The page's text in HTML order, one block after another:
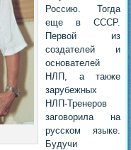
Россию. Тогда
еще в СССР.
Первой из
создателей и
основателей
НЛП, а также
зарубежных
НЛП-Тренеров
заговорила на
русском языке.
Будучи